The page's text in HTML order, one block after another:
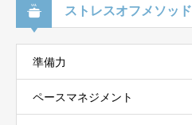
ストレスオフメソッド
準備力
ペースマネジメント